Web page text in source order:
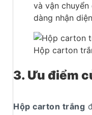
và vận
dàng nhận
Hộp carton
3. Ưu điểm
Hộp carton trắng